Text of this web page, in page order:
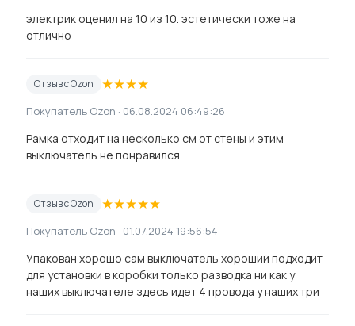
электрик оценил на 10 из 10. эстетически тоже на
отлично
Отзыв с Ozon ★★★★
Покупатель Ozon · 06.08.2024 06:49:26
Рамка отходит на несколько см от стены и этим
выключатель не понравился
Отзыв с Ozon ★★★★★
Покупатель Ozon · 01.07.2024 19:56:54
Упакован хорошо сам выключатель хороший подходит
для установки в коробки только разводка ни как у
наших выключателе здесь идет 4 провода у наших три